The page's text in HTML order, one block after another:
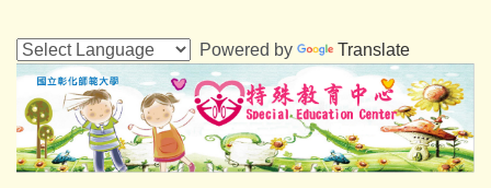
到
主
內
容
區
Powered by Translate